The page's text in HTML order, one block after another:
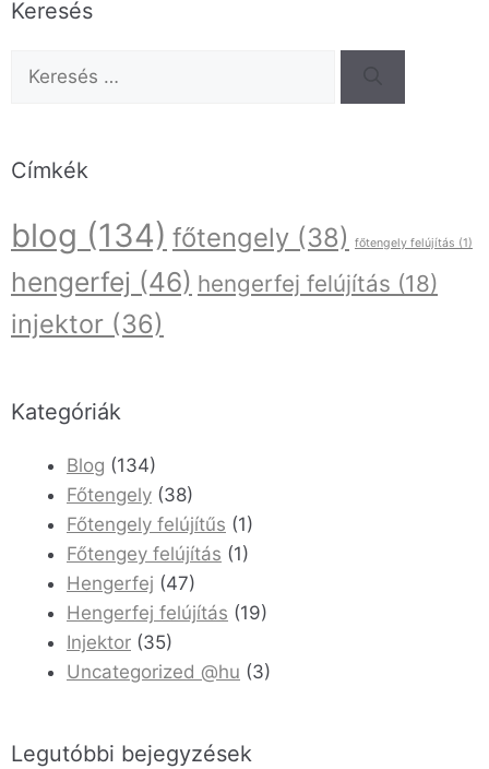
Keresés
Címkék
blog (134) főtengely (38) főtengely felújítás (1)
hengerfej (46) hengerfej felújítás (18)
injektor (36)
Kategóriák
Blog (134)
Főtengely (38)
Főtengely felújítűs (1)
Főtengey felújítás (1)
Hengerfej (47)
Hengerfej felújítás (19)
Injektor (35)
Uncategorized @hu (3)
Legutóbbi bejegyzések